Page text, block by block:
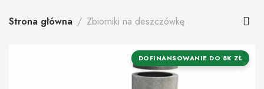
Strona główna Zbiorniki na deszczówkę
DOFINANSOWANIE DO 8K ZŁ